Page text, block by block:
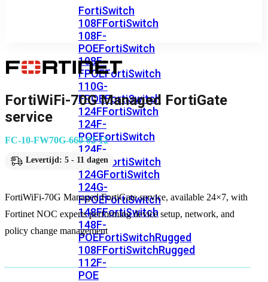
FortiSwitch
108FFortiSwitch
108F-
POEFortiSwitch
108F-
FPOEFortiSwitch
110G-
FPOEFortiSwitch
124FFortiSwitch
124F-
POEFortiSwitch
124F-
FPOEFortiSwitch
124GFortiSwitch
124G-
FPOEFortiSwitch
148FFortiSwitch
148F-
POEFortiSwitchRugged
108FFortiSwitchRugged
112F-
POE
FortiWiFi-70G Managed FortiGate
service
FC-10-FW70G-660-02-12
Levertijd: 5 - 11 dagen
FortiWiFi-70G Managed FortiGate service, available 24×7, with
Fortinet NOC experts performing device setup, network, and
policy change management